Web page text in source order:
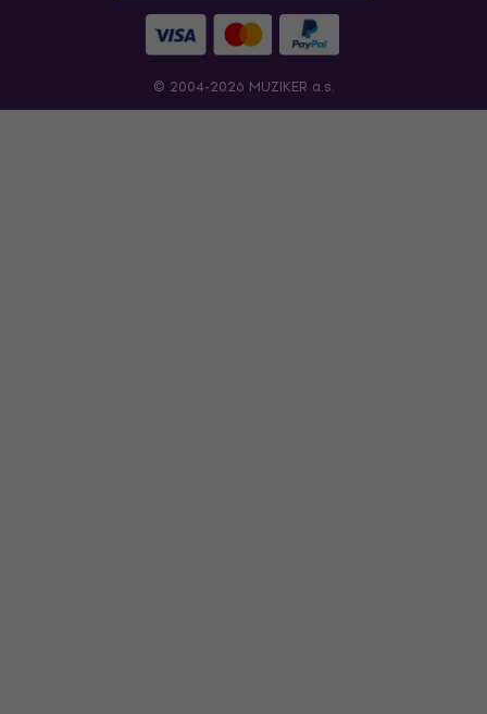
© 2004-2026 MUZIKER a.s.